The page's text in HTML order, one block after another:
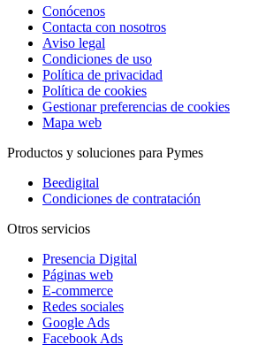
Conócenos
Contacta con nosotros
Aviso legal
Condiciones de uso
Política de privacidad
Política de cookies
Gestionar preferencias de cookies
Mapa web
Productos y soluciones para Pymes
Beedigital
Condiciones de contratación
Otros servicios
Presencia Digital
Páginas web
E-commerce
Redes sociales
Google Ads
Facebook Ads